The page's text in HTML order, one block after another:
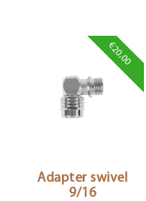
€20,00
Adapter swivel
9/16